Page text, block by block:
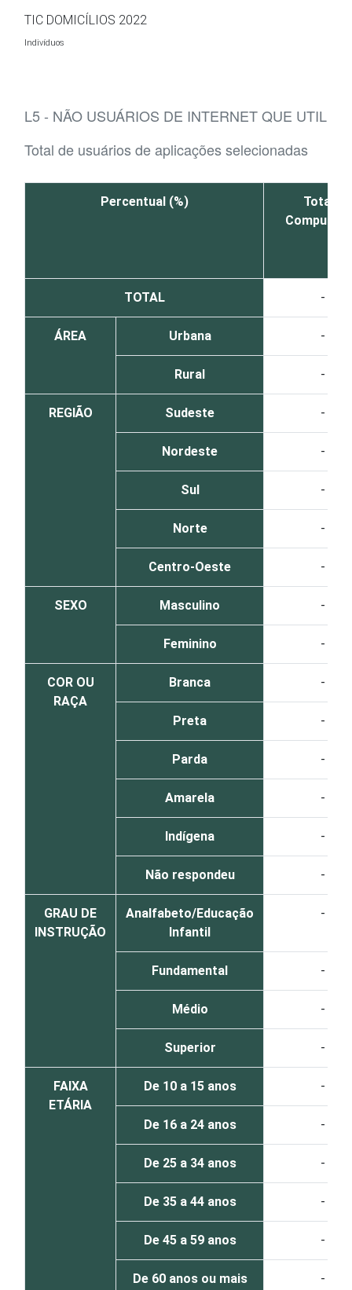
Ir para o conteúdo
TIC DOMICÍLIOS 2022
Indivíduos
L5 - NÃO USUÁRIOS DE INTERNET QUE
Total de usuários de aplicações selecionadas
Percentual (%)
Total -
TOTAL -
ÁREA Urbana -
Rural -
REGIÃO Sudeste -
Nordeste -
Sul -
Norte -
Centro-Oeste -
SEXO Masculino -
Feminino -
COR OU
RAÇA
Branca -
Preta -
Parda -
Amarela -
Indígena -
Não respondeu -
GRAU DE
INSTRUÇÃO
Analfabeto/Educação
Infantil
-
Fundamental -
Médio -
Superior -
FAIXA
ETÁRIA
De 10 a 15 anos -
De 16 a 24 anos -
De 25 a 34 anos -
De 35 a 44 anos -
De 45 a 59 anos -
De 60 anos ou mais -